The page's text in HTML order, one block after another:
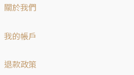
關於我們
我的帳戶
退款政策